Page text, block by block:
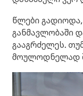
წლები
განმავლობაში
გააგრძელეს.
მოულოდნელად